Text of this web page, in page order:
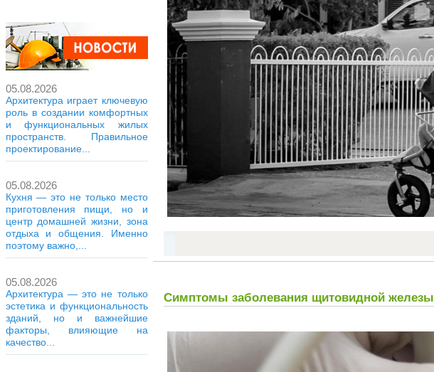
05.08.2026
Архитектура играет ключевую
роль в создании комфортных
и функциональных жилых
пространств. Правильное
проектирование...
05.08.2026
Кухня — это не только место
приготовления пищи, но и
центр домашней жизни, зона
отдыха и общения. Именно
поэтому важно,...
05.08.2026
Архитектура — это не только
эстетика и функциональность
зданий, но и важнейшие
факторы, влияющие на
качество...
Симптомы заболевания щитовидной железы